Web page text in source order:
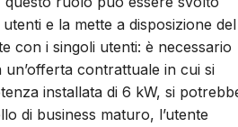
e la mette a disposizione del
con i singoli utenti: è necessario
contrattuale in cui si
installata di 6 kW, si
di business maturo, l’utente